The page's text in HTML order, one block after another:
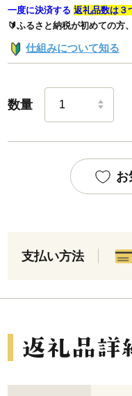
一度に決済する 返礼品数は３
🔰ふるさと納税が初めての方
仕組みについて知る
数量
お
支払い方法